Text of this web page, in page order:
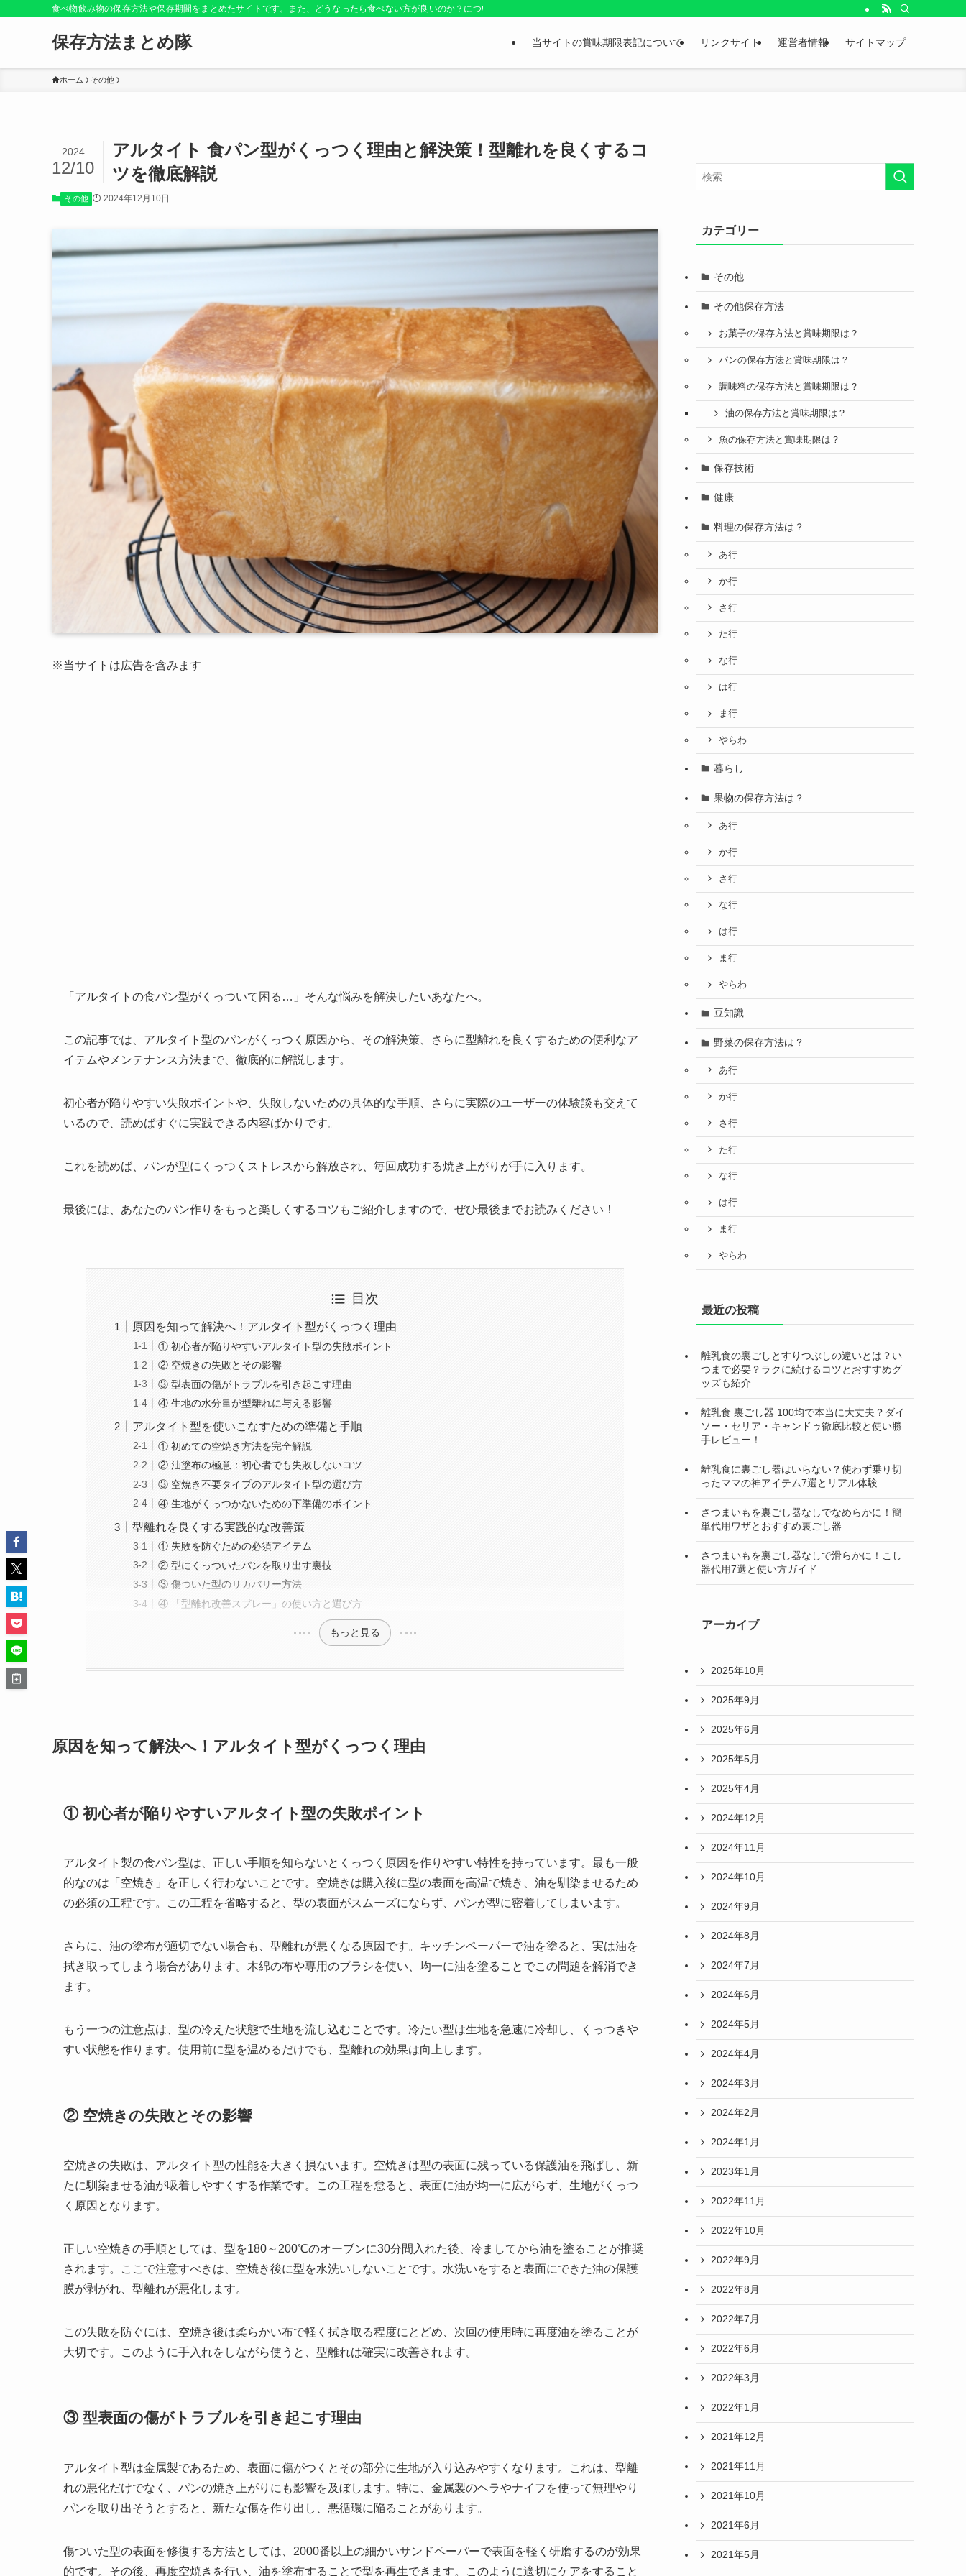
食べ物飲み物の保存方法や保存期間をまとめたサイトです。また、どうなったら食べない方が良いのか？についても紹介しているお役立ちサイトです。
保存方法まとめ隊 当サイトの賞味期限表記について リンクサイト 運営者情報 サイトマップ
ホーム その他
アルタイト 食パン型がくっつく理由と解決策！型離れを良くするコ
ツを徹底解説
2024
12/10
その他 2024年12月10日
※当サイトは広告を含みます
「アルタイトの食パン型がくっついて困る…」そんな悩みを解決したいあなたへ。
この記事では、アルタイト型のパンがくっつく原因から、その解決策、さらに型離れを良くするための便利なア
イテムやメンテナンス方法まで、徹底的に解説します。
初心者が陥りやすい失敗ポイントや、失敗しないための具体的な手順、さらに実際のユーザーの体験談も交えて
いるので、読めばすぐに実践できる内容ばかりです。
これを読めば、パンが型にくっつくストレスから解放され、毎回成功する焼き上がりが手に入ります。
最後には、あなたのパン作りをもっと楽しくするコツもご紹介しますので、ぜひ最後までお読みください！
目次
原因を知って解決へ！アルタイト型がくっつく理由
① 初心者が陥りやすいアルタイト型の失敗ポイント
② 空焼きの失敗とその影響
③ 型表面の傷がトラブルを引き起こす理由
④ 生地の水分量が型離れに与える影響
アルタイト型を使いこなすための準備と手順
① 初めての空焼き方法を完全解説
② 油塗布の極意：初心者でも失敗しないコツ
③ 空焼き不要タイプのアルタイト型の選び方
④ 生地がくっつかないための下準備のポイント
型離れを良くする実践的な改善策
① 失敗を防ぐための必須アイテム
② 型にくっついたパンを取り出す裏技
③ 傷ついた型のリカバリー方法
④ 「型離れ改善スプレー」の使い方と選び方
もっと見る
原因を知って解決へ！アルタイト型がくっつく理由
① 初心者が陥りやすいアルタイト型の失敗ポイント
アルタイト製の食パン型は、正しい手順を知らないとくっつく原因を作りやすい特性を持っています。最も一般
的なのは「空焼き」を正しく行わないことです。空焼きは購入後に型の表面を高温で焼き、油を馴染ませるため
の必須の工程です。この工程を省略すると、型の表面がスムーズにならず、パンが型に密着してしまいます。
さらに、油の塗布が適切でない場合も、型離れが悪くなる原因です。キッチンペーパーで油を塗ると、実は油を
拭き取ってしまう場合があります。木綿の布や専用のブラシを使い、均一に油を塗ることでこの問題を解消でき
ます。
もう一つの注意点は、型の冷えた状態で生地を流し込むことです。冷たい型は生地を急速に冷却し、くっつきや
すい状態を作ります。使用前に型を温めるだけでも、型離れの効果は向上します。
② 空焼きの失敗とその影響
空焼きの失敗は、アルタイト型の性能を大きく損ないます。空焼きは型の表面に残っている保護油を飛ばし、新
たに馴染ませる油が吸着しやすくする作業です。この工程を怠ると、表面に油が均一に広がらず、生地がくっつ
く原因となります。
正しい空焼きの手順としては、型を180～200℃のオーブンに30分間入れた後、冷ましてから油を塗ることが推奨
されます。ここで注意すべきは、空焼き後に型を水洗いしないことです。水洗いをすると表面にできた油の保護
膜が剥がれ、型離れが悪化します。
この失敗を防ぐには、空焼き後は柔らかい布で軽く拭き取る程度にとどめ、次回の使用時に再度油を塗ることが
大切です。このように手入れをしながら使うと、型離れは確実に改善されます。
③ 型表面の傷がトラブルを引き起こす理由
アルタイト型は金属製であるため、表面に傷がつくとその部分に生地が入り込みやすくなります。これは、型離
れの悪化だけでなく、パンの焼き上がりにも影響を及ぼします。特に、金属製のヘラやナイフを使って無理やり
パンを取り出そうとすると、新たな傷を作り出し、悪循環に陥ることがあります。
傷ついた型の表面を修復する方法としては、2000番以上の細かいサンドペーパーで表面を軽く研磨するのが効果
的です。その後、再度空焼きを行い、油を塗布することで型を再生できます。このように適切にケアをすること
カテゴリー
その他
その他保存方法
お菓子の保存方法と賞味期限は？
パンの保存方法と賞味期限は？
調味料の保存方法と賞味期限は？
油の保存方法と賞味期限は？
魚の保存方法と賞味期限は？
保存技術
健康
料理の保存方法は？
あ行
か行
さ行
た行
な行
は行
ま行
やらわ
暮らし
果物の保存方法は？
あ行
か行
さ行
な行
は行
ま行
やらわ
豆知識
野菜の保存方法は？
あ行
か行
さ行
た行
な行
は行
ま行
やらわ
最近の投稿
離乳食の裏ごしとすりつぶしの違いとは？い
つまで必要？ラクに続けるコツとおすすめグ
ッズも紹介
離乳食 裏ごし器 100均で本当に大丈夫？ダイ
ソー・セリア・キャンドゥ徹底比較と使い勝
手レビュー！
離乳食に裏ごし器はいらない？使わず乗り切
ったママの神アイテム7選とリアル体験
さつまいもを裏ごし器なしでなめらかに！簡
単代用ワザとおすすめ裏ごし器
さつまいもを裏ごし器なしで滑らかに！こし
器代用7選と使い方ガイド
アーカイブ
2025年10月
2025年9月
2025年6月
2025年5月
2025年4月
2024年12月
2024年11月
2024年10月
2024年9月
2024年8月
2024年7月
2024年6月
2024年5月
2024年4月
2024年3月
2024年2月
2024年1月
2023年1月
2022年11月
2022年10月
2022年9月
2022年8月
2022年7月
2022年6月
2022年3月
2022年1月
2021年12月
2021年11月
2021年10月
2021年6月
2021年5月